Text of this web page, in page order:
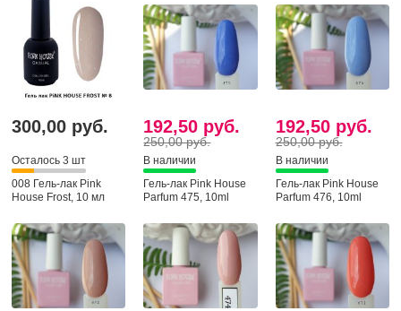
300,00 руб.
Осталось 3 шт
008 Гель-лак Pink
House Frost, 10 мл
192,50 руб.
250,00 руб.
В наличии
Гель-лак Pink House
Parfum 475, 10ml
192,50 руб.
250,00 руб.
В наличии
Гель-лак Pink House
Parfum 476, 10ml